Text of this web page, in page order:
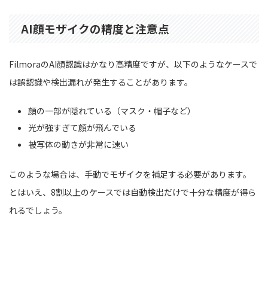
AI顔モザイクの精度と注意点
FilmoraのAI顔認識はかなり高精度ですが、以下のようなケースで
は誤認識や検出漏れが発生することがあります。
顔の一部が隠れている（マスク・帽子など）
光が強すぎて顔が飛んでいる
被写体の動きが非常に速い
このような場合は、手動でモザイクを補足する必要があります。
とはいえ、8割以上のケースでは自動検出だけで十分な精度が得ら
れるでしょう。